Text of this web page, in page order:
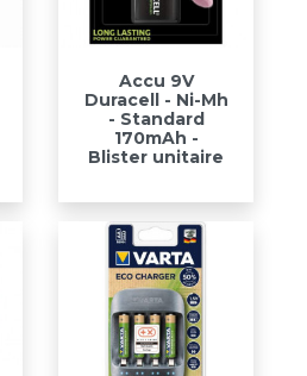
Accu 9V
Duracell - Ni-Mh
- Standard
170mAh -
Blister unitaire